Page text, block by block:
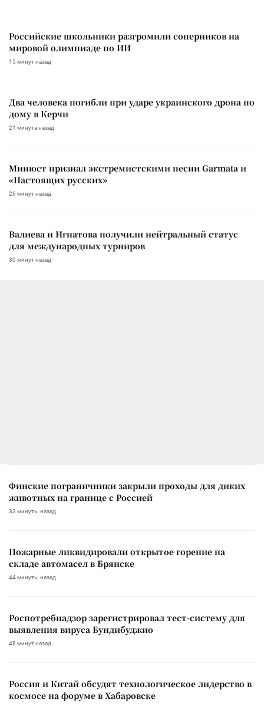
Российские школьники разгромили соперников на
мировой олимпиаде по ИИ
15 минут назад
Два человека погибли при ударе украинского дрона по
дому в Керчи
21 минута назад
Минюст признал экстремистскими песни Garmata и
«Настоящих русских»
26 минут назад
Валиева и Игнатова получили нейтральный статус
для международных турниров
30 минут назад
Финские пограничники закрыли проходы для диких
животных на границе с Россией
33 минуты назад
Пожарные ликвидировали открытое горение на
складе автомасел в Брянске
44 минуты назад
Роспотребнадзор зарегистрировал тест-систему для
выявления вируса Бундибуджио
48 минут назад
Россия и Китай обсудят технологическое лидерство в
космосе на форуме в Хабаровске